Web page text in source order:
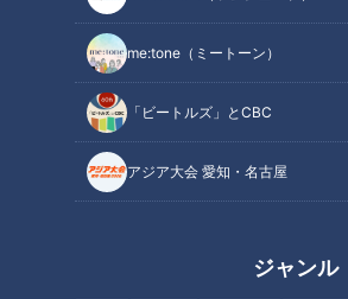
me:tone（ミートーン）
「ビートルズ」とCBC
アジア大会 愛知・名古屋
ジャンル